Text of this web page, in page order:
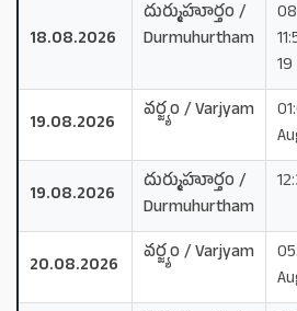
18.08.2026
దుర్ముహూర్తం /
Durmuhurtham
19
19.08.2026
వర్జ్యం / Varjyam
19.08.2026
దుర్ముహూర్తం /
Durmuhurtham
20.08.2026
వర్జ్యం / Varjyam